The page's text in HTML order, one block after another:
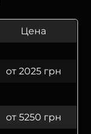
Цена
от 2025 грн
от 5250 грн